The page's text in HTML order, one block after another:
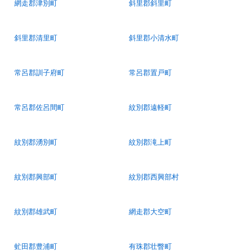
網走郡津別町 斜里郡斜里町
斜里郡清里町 斜里郡小清水町
常呂郡訓子府町 常呂郡置戸町
常呂郡佐呂間町 紋別郡遠軽町
紋別郡湧別町 紋別郡滝上町
紋別郡興部町 紋別郡西興部村
紋別郡雄武町 網走郡大空町
虻田郡豊浦町 有珠郡壮瞥町